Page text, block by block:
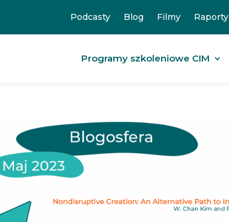
Podcasty Blog Filmy Raporty
Programy szkoleniowe CIM